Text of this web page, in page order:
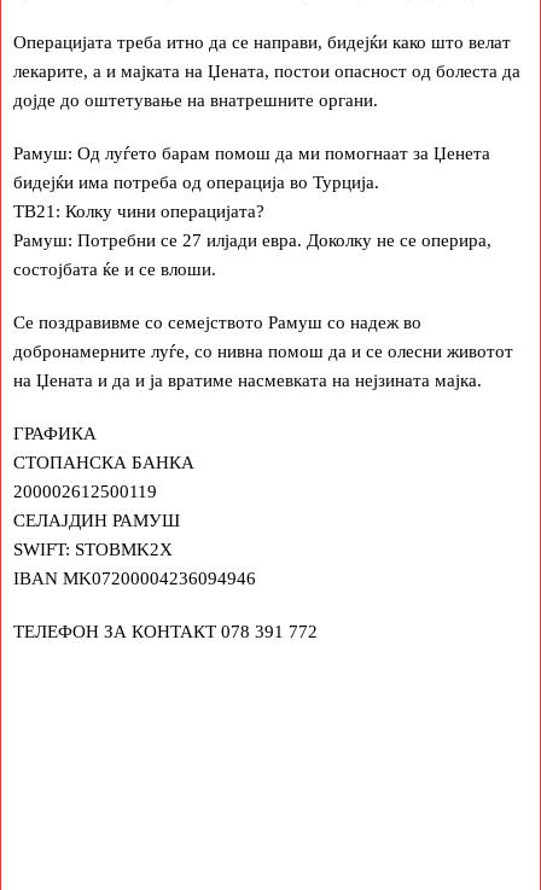
Операцијата треба итно да се направи, бидејќи како што велат
лекарите, а и мајката на Џената, постои опасност од болеста да
дојде до оштетување на внатрешните органи.
Рамуш: Од луѓето барам помош да ми помогнаат за Џенета
бидејќи има потреба од операција во Турција.
ТВ21: Колку чини операцијата?
Рамуш: Потребни се 27 илјади евра. Доколку не се оперира,
состојбата ќе и се влоши.
Се поздравивме со семејството Рамуш со надеж во
добронамерните луѓе, со нивна помош да и се олесни животот
на Џената и да и ја вратиме насмевката на нејзината мајка.
ГРАФИКА
СТОПАНСКА БАНКА
200002612500119
СЕЛАЈДИН РАМУШ
SWIFT: STOBMK2X
IBAN MK07200004236094946
ТЕЛЕФОН ЗА КОНТАКТ 078 391 772